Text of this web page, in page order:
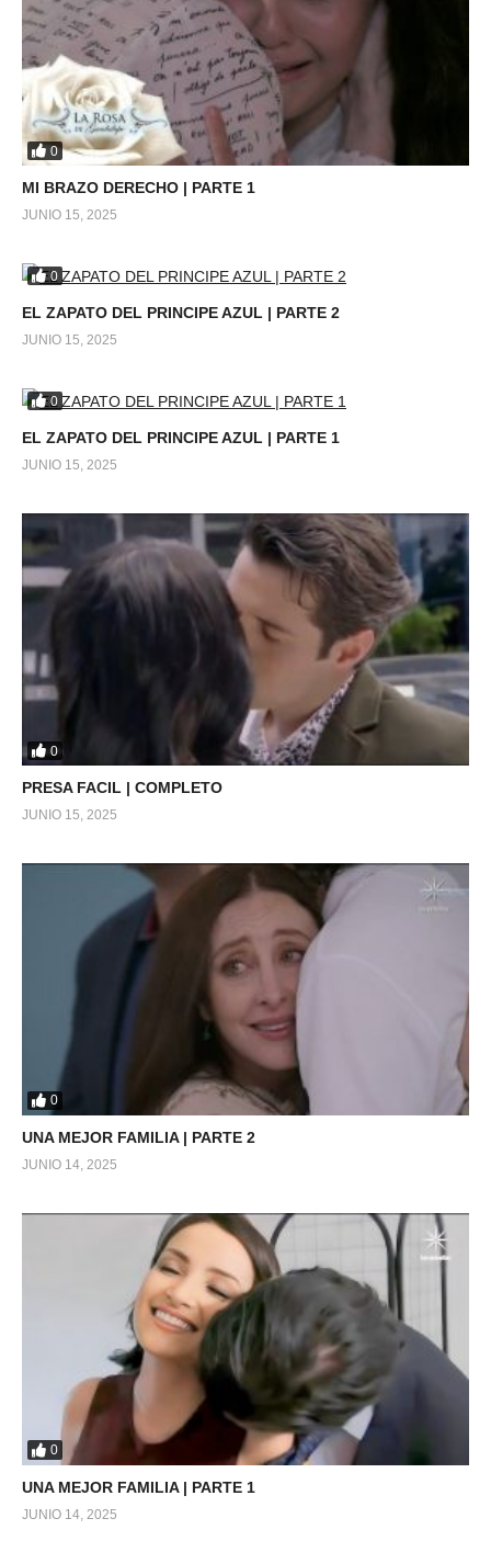
0
MI BRAZO DERECHO | PARTE 1
JUNIO 15, 2025
0
EL ZAPATO DEL PRINCIPE AZUL | PARTE 2
JUNIO 15, 2025
0
EL ZAPATO DEL PRINCIPE AZUL | PARTE 1
JUNIO 15, 2025
0
PRESA FACIL | COMPLETO
JUNIO 15, 2025
0
UNA MEJOR FAMILIA | PARTE 2
JUNIO 14, 2025
0
UNA MEJOR FAMILIA | PARTE 1
JUNIO 14, 2025